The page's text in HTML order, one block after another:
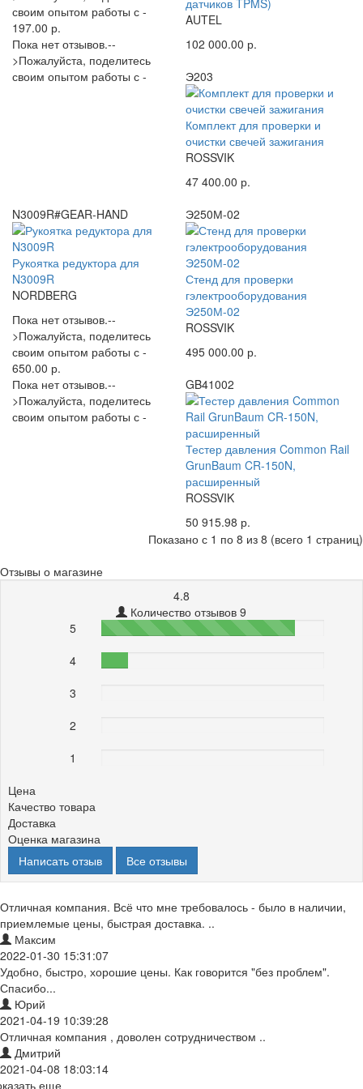
своим опытом работы с -
197.00 р.
Пока нет отзывов.--
>Пожалуйста, поделитесь
своим опытом работы с -
AUTEL
102 000.00 р.
Э203
Комплект для проверки и
очистки свечей зажигания
ROSSVIK
47 400.00 р.
N3009R#GEAR-HAND
Рукоятка редуктора для
N3009R
NORDBERG
Пока нет отзывов.--
>Пожалуйста, поделитесь
своим опытом работы с -
650.00 р.
Пока нет отзывов.--
>Пожалуйста, поделитесь
своим опытом работы с -
Э250М-02
Стенд для проверки
гэлектрооборудования
Э250М-02
ROSSVIK
495 000.00 р.
GB41002
Тестер давления Common Rail
GrunBaum CR-150N,
расширенный
ROSSVIK
50 915.98 р.
Показано с 1 по 8 из 8 (всего 1 страниц)
Отзывы о магазине
4.8
Количество отзывов 9
5
87%
4
3
2
1
Цена
Качество товара
Доставка
Оценка магазина
Написать отзыв
Все отзывы
Отличная компания. Всё что мне требовалось - было в наличии,
приемлемые цены, быстрая доставка. ..
Максим
2022-01-30 15:31:07
Удобно, быстро, хорошие цены. Как говорится "без проблем".
Спасибо...
Юрий
2021-04-19 10:39:28
Отличная компания , доволен сотрудничеством ..
Дмитрий
2021-04-08 18:03:14
еще